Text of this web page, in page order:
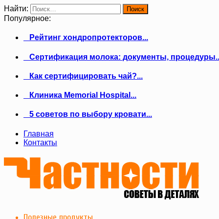
Найти:
Популярное:
Рейтинг хондропротекторов...
Сертификация молока: документы,
Как сертифицировать чай?...
Клиника Memorial Hospital...
5 советов по выбору кровати...
Главная
Контакты